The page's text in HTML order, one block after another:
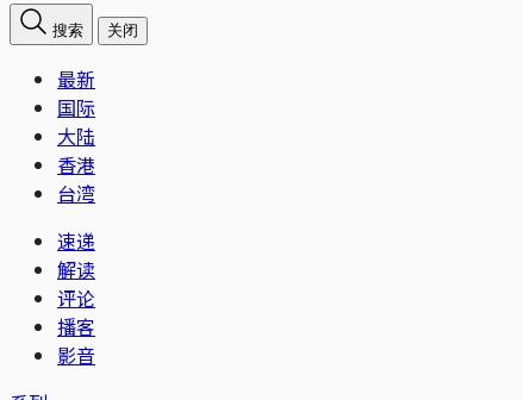
搜索 关闭
最新
国际
大陆
香港
台湾
速递
解读
评论
播客
影音